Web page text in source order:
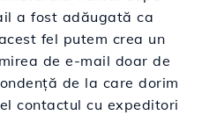
a fost adăugată ca
fel putem crea un
de e-mail doar de
de la care dorim
contactul cu expeditori